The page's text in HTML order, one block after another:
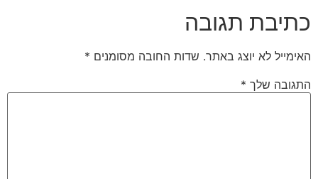
כתיבת תגובה
האימייל לא יוצג באתר. שדות החובה מסומנים *
התגובה שלך *